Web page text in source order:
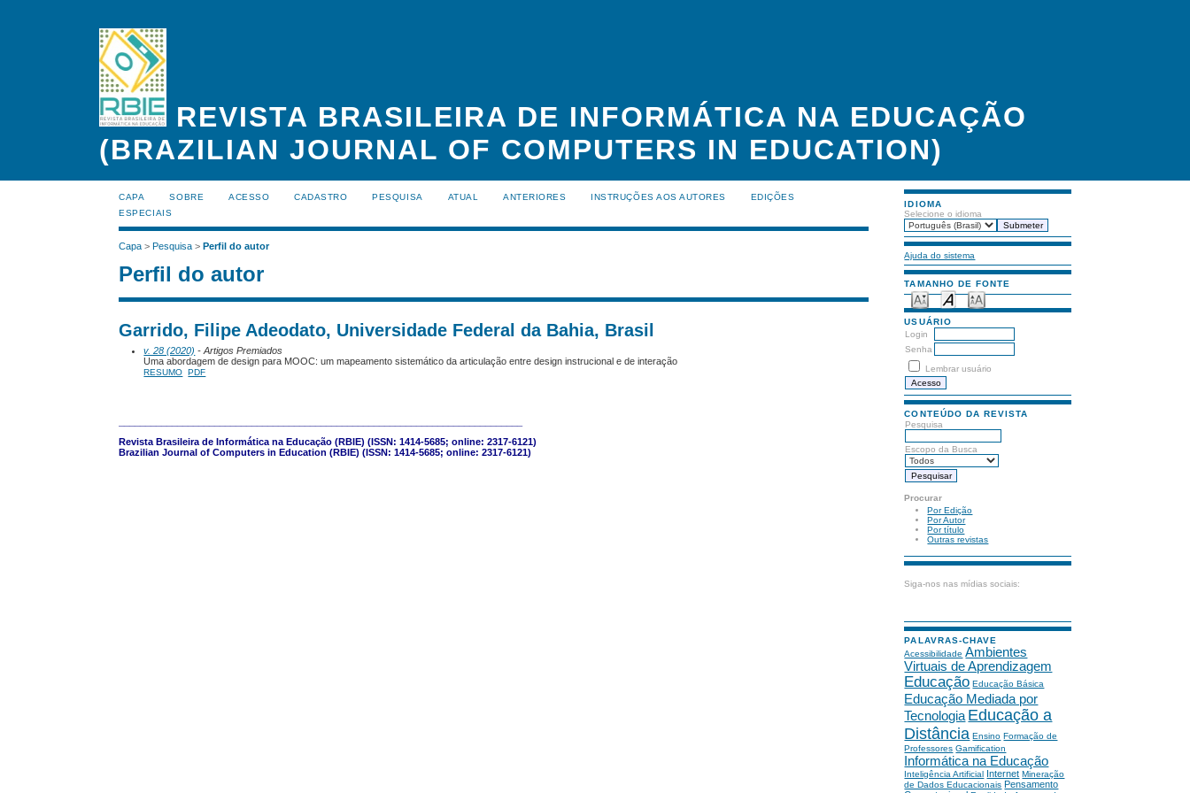
REVISTA BRASILEIRA DE INFORMÁTICA NA EDUCAÇÃO
(BRAZILIAN JOURNAL OF COMPUTERS IN EDUCATION)
IDIOMA
Selecione o idioma
Ajuda do sistema
TAMANHO DE FONTE
USUÁRIO
Login
Senha
Lembrar usuário
CONTEÚDO DA REVISTA
Pesquisa
Escopo da Busca
Procurar
Por Edição
Por Autor
Por título
Outras revistas
Siga-nos nas mídias sociais:
PALAVRAS-CHAVE
Acessibilidade Ambientes
Virtuais de Aprendizagem
Educação Educação Básica
Educação Mediada por
Tecnologia Educação a
Distância Ensino Formação de
Professores Gamification
Informática na Educação
Inteligência Artificial Internet Mineração
de Dados Educacionais Pensamento
CAPA SOBRE ACESSO CADASTRO PESQUISA ATUAL ANTERIORES INSTRUÇÕES AOS AUTORES
EDIÇÕES
ESPECIAIS
Capa >Pesquisa >Perfil do autor
Perfil do autor
Garrido, Filipe Adeodato, Universidade Federal da Bahia, Brasil
v. 28 (2020) - Artigos Premiados
Uma abordagem de design para MOOC: um mapeamento sistemático da articulação entre design instrucional e de interação
RESUMO PDF
Revista Brasileira de Informática na Educação (RBIE) (ISSN: 1414-5685; online: 2317-6121)
Brazilian Journal of Computers in Education (RBIE) (ISSN: 1414-5685; online: 2317-6121)